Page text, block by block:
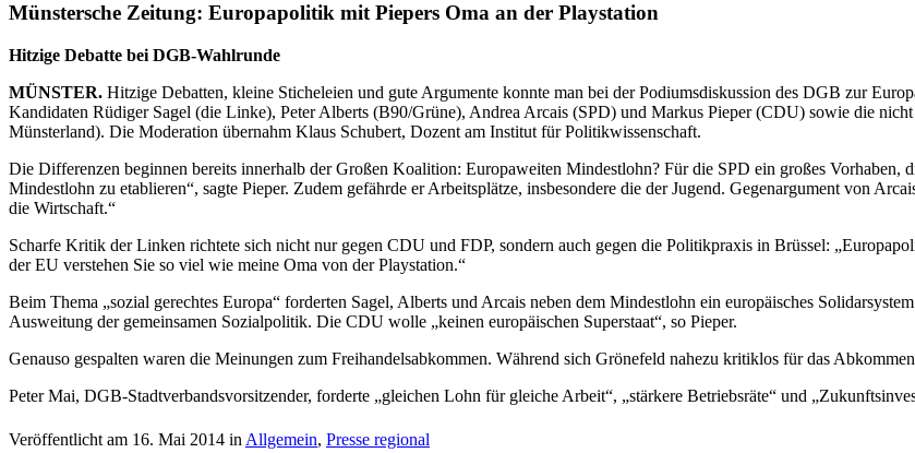
Münstersche Zeitung: Europapolitik mit Piepers Oma an der Playstation
Hitzige Debatte bei DGB-Wahlrunde
MÜNSTER. Hitzige Debatten, kleine Sticheleien und gute Argumente konnte man bei der Podiumsdiskussion des DGB zur
Kandidaten Rüdiger Sagel (die Linke), Peter Alberts (B90/Grüne), Andrea Arcais (SPD) und Markus Pieper (CDU) sowie die
Münsterland). Die Moderation übernahm Klaus Schubert, Dozent am Institut für Politikwissenschaft.
Die Differenzen beginnen bereits innerhalb der Großen Koalition: Europaweiten Mindestlohn? Für die SPD ein großes
Mindestlohn zu etablieren“, sagte Pieper. Zudem gefährde er Arbeitsplätze, insbesondere die der Jugend. Gegenargument von
die Wirtschaft.“
Scharfe Kritik der Linken richtete sich nicht nur gegen CDU und FDP, sondern auch gegen die Politikpraxis in Brüssel:
der EU verstehen Sie so viel wie meine Oma von der Playstation.“
Beim Thema „sozial gerechtes Europa“ forderten Sagel, Alberts und Arcais neben dem Mindestlohn ein europäisches
Ausweitung der gemeinsamen Sozialpolitik. Die CDU wolle „keinen europäischen Superstaat“, so Pieper.
Genauso gespalten waren die Meinungen zum Freihandelsabkommen. Während sich Grönefeld nahezu kritiklos für das
Peter Mai, DGB-Stadtverbandsvorsitzender, forderte „gleichen Lohn für gleiche Arbeit“, „stärkere Betriebsräte“ und
Veröffentlicht am 16. Mai 2014 in Allgemein, Presse regional